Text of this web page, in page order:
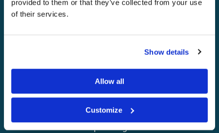
provided to them or that they’ve collected from your use
of their services.
Show details
Allow all
Customize
Links
Der Nortrip-Reiseführer
Werden Sie Nortrip-Gastgeber!